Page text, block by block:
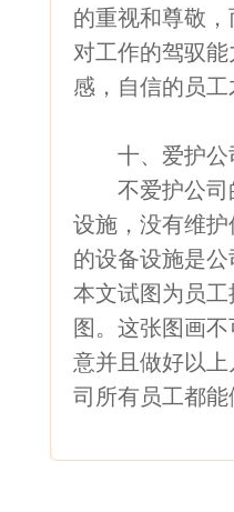
的重视和尊敬
对工作的驾驭
感，自信的员
十、爱护公
不爱护公司的
设施，没有维
的设备设施是
本文试图为员
图。这张图画
意并且做好以
司所有员工都